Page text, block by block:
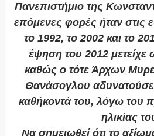
Πανεπιστήμιο της
επόμενες φορές ήταν στις
το 1992, το 2002 και το
έψηση του 2012
καθώς ο τότε Άρχων
Θανάσογλου αδυνατούσε
καθήκοντά του, λόγω του
ηλικίας
Να σημειωθεί ότι το